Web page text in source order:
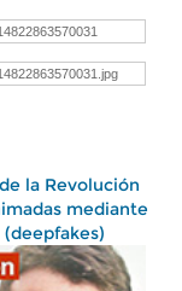
la Revolución
mediante